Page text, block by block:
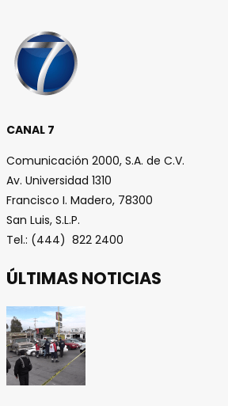
CANAL 7
Comunicación 2000, S.A. de C.V.
Av. Universidad 1310
Francisco I. Madero, 78300
San Luis, S.L.P.
Tel.: (444) 822 2400
ÚLTIMAS NOTICIAS